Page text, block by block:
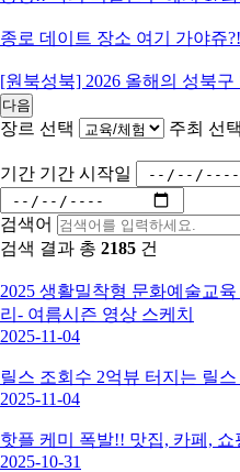
종로 데이트 장소 여기 가야쥬
[원북성북] 2026 올해의 성북
다음
장르 선택 주최 선택
기간 기간 시작일
검색어
검색 결과 총 2185 건
2025 생활밀착형 문화예술교
리- 여름시즌 영상 스케치
2025-11-04
릴스 조회수 2억뷰 터지는 릴
2025-11-04
핫플 케미 폭발!! 맛집, 카페,
2025-10-31